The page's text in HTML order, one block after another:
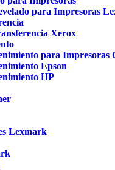
para Impresoras
Xerox
para Impresoras
Epson
HP
Lexmark